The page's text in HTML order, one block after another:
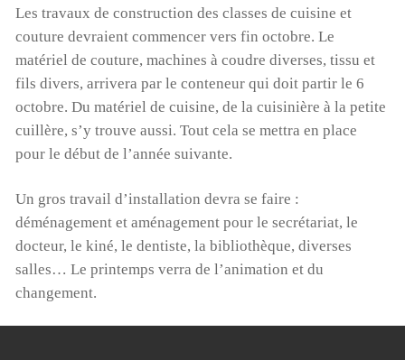
Les travaux de construction des classes de cuisine et
couture devraient commencer vers fin octobre. Le
matériel de couture, machines à coudre diverses, tissu et
fils divers, arrivera par le conteneur qui doit partir le 6
octobre. Du matériel de cuisine, de la cuisinière à la petite
cuillère, s’y trouve aussi. Tout cela se mettra en place
pour le début de l’année suivante.
Un gros travail d’installation devra se faire :
déménagement et aménagement pour le secrétariat, le
docteur, le kiné, le dentiste, la bibliothèque, diverses
salles… Le printemps verra de l’animation et du
changement.